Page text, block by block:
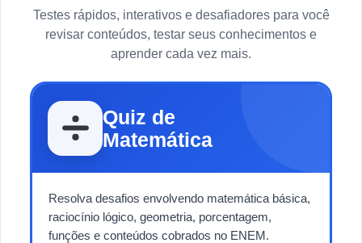
Testes rápidos, interativos e desafiadores para você
revisar conteúdos, testar seus conhecimentos e
aprender cada vez mais.
Quiz de
Matemática
Resolva desafios envolvendo matemática básica,
raciocínio lógico, geometria, porcentagem,
funções e conteúdos cobrados no ENEM.